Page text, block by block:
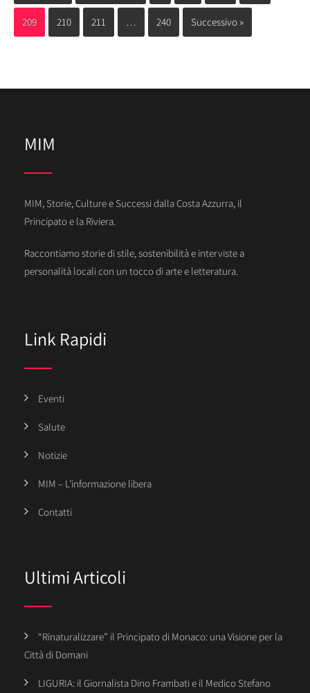
209 210 211 … 240 Successivo »
MIM
MIM, Storie, Culture e Successi dalla Costa Azzurra, il
Principato e la Riviera.
Raccontiamo storie di stile, sostenibilità e interviste a
personalità locali con un tocco di arte e letteratura.
Link Rapidi
Eventi
Salute
Notizie
MIM – L’informazione libera
Contatti
Ultimi Articoli
“Rinaturalizzare” il Principato di Monaco: una Visione per la
Città di Domani
LIGURIA: il Giornalista Dino Frambati e il Medico Stefano